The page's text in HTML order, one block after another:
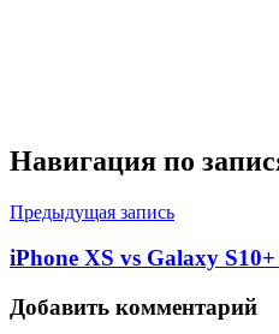
Навигация по
Предыдущая запись
iPhone XS vs Galaxy
Добавить комментарий